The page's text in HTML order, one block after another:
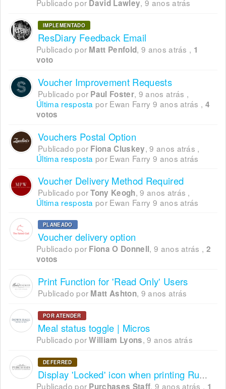
Publicado por David Lawley, 9 anos atrás
IMPLEMENTADO
ResDiary Feedback Email
Publicado por Matt Penfold, 9 anos atrás , 1
voto
Voucher Improvement Requests
Publicado por Paul Foster, 9 anos atrás ,
Última resposta por Ewan Farry 9 anos atrás , 4
votos
Vouchers Postal Option
Publicado por Fiona Cluskey,9 anos atrás ,
Última resposta por Ewan Farry 9 anos atrás
Voucher Delivery Method Required
Publicado porTony Keogh,9 anos atrás ,
Última resposta por Ewan Farry 9 anos atrás
PLANEADO
Voucher delivery option
Publicado por Fiona O Donnell, 9 anos atrás , 2
votos
Print Function for 'Read Only' Users
Publicado por Matt Ashton, 9 anos atrás
POR ATENDER
Meal status toggle | Micros
Publicado porWilliam Lyons,9 anos atrás
DEFERRED
Display 'Locked' icon when printing Running Order
Publicado por Purchases Staff, 9 anos atrás , 1